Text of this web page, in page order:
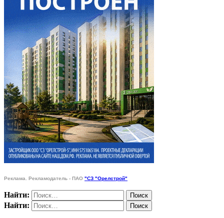
Реклама. Рекламодатель - ПАО "СЗ "Орелстрой"
Найти:
Найти: